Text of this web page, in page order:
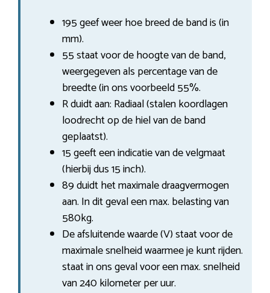
195 geef weer hoe breed de band is (in
mm).
55 staat voor de hoogte van de band,
weergegeven als percentage van de
breedte (in ons voorbeeld 55%.
R duidt aan: Radiaal (stalen koordlagen
loodrecht op de hiel van de band
geplaatst).
15 geeft een indicatie van de velgmaat
(hierbij dus 15 inch).
89 duidt het maximale draagvermogen
aan. In dit geval een max. belasting van
580kg.
De afsluitende waarde (V) staat voor de
maximale snelheid waarmee je kunt rijden.
staat in ons geval voor een max. snelheid
van 240 kilometer per uur.